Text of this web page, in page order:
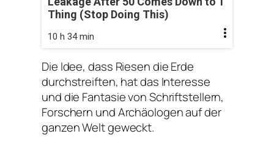
Thing (Stop Doing This)
10 h 34 min
Die Idee, dass Riesen die Erde
durchstreiften, hat das Interesse
und die Fantasie von Schriftstellern,
Forschern und Archäologen auf der
ganzen Welt geweckt.